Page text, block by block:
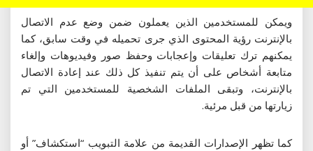
ويمكن للمستخدمين الذين يعملون ضمن وضع عدم الاتصال
بالإنترنت رؤية المحتوى الذي جرى تحميله في وقت سابق، كما
يمكنهم ترك تعليقات وإعجابات وحفظ صور وفيديوهات وإلغاء
متابعة أشخاص على أن يتم تنفيذ كل ذلك عند إعادة الاتصال
بالإنترنت، وتبقى الملفات الشخصية للمستخدمين التي تم
زيارتها من قبل مرئية.
كما تظهر الإصدارات القديمة من علامة التبويب “استكشاف” أو